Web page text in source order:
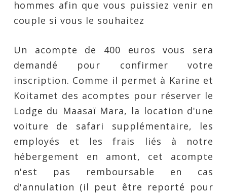
hommes afin que vous puissiez venir en
couple si vous le souhaitez
Un acompte de 400 euros vous sera
demandé pour confirmer votre
inscription. Comme il permet à Karine et
Koitamet des acomptes pour réserver le
Lodge du Maasaï Mara, la location d'une
voiture de safari supplémentaire, les
employés et les frais liés à notre
hébergement en amont, cet acompte
n'est pas remboursable en cas
d'annulation (il peut être reporté pour